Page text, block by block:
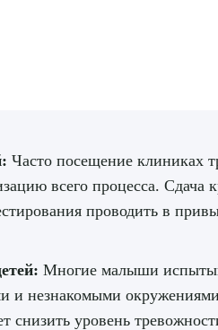
Часто посещение клиниках
всего процесса. Сдача
проводить в
Многие малыши
и незнакомыми
снизить уровень